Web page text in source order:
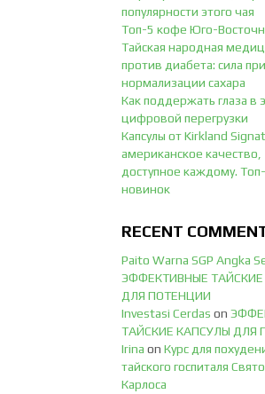
популярности этого чая
Топ-5 кофе Юго-
Тайская народная
против диабета: сила
нормализации сахара
Как поддержать глаза в
цифровой перегрузки
Капсулы от Kirkland
американское качество,
доступное каждому.
новинок
RECENT
Paito Warna SGP Angka
ЭФФЕКТИВНЫЕ
ДЛЯ ПОТЕНЦИИ
Investasi Cerdas on
ТАЙСКИЕ КАПСУЛЫ ДЛЯ
Irina on Курс для
тайского госпиталя
Карлоса